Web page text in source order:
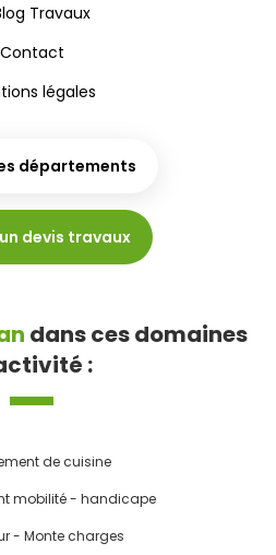
Travaux
Contact
légales
départements
devis travaux
dans ces domaines
:
de cuisine
mobilité - handicape
- Monte charges